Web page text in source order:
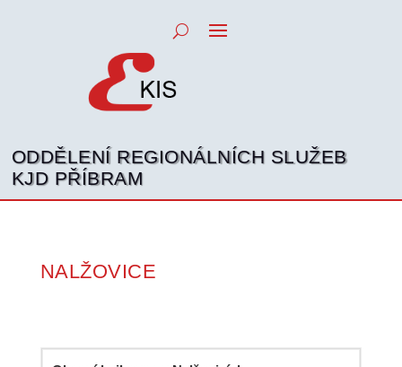
ODDĚLENÍ REGIONÁLNÍCH SLUŽEB
KJD PŘÍBRAM
NALŽOVICE